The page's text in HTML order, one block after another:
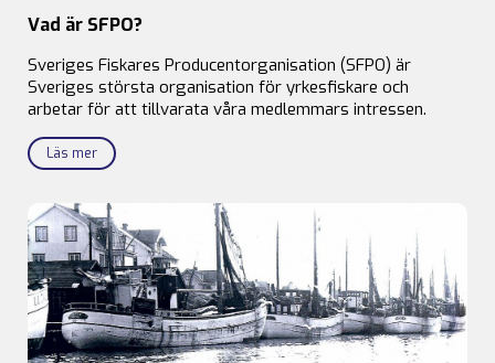
Vad är SFPO?
Sveriges Fiskares Producentorganisation (SFPO) är
Sveriges största organisation för yrkesfiskare och
arbetar för att tillvarata våra medlemmars intressen.
Läs mer